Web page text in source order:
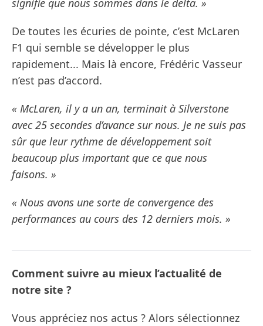
signifie que nous sommes dans le delta. »
De toutes les écuries de pointe, c’est McLaren
F1 qui semble se développer le plus
rapidement... Mais là encore, Frédéric Vasseur
n’est pas d’accord.
« McLaren, il y a un an, terminait à Silverstone
avec 25 secondes d’avance sur nous. Je ne suis pas
sûr que leur rythme de développement soit
beaucoup plus important que ce que nous
faisons. »
« Nous avons une sorte de convergence des
performances au cours des 12 derniers mois. »
Comment suivre au mieux l’actualité de
notre site ?
Vous appréciez nos actus ? Alors sélectionnez